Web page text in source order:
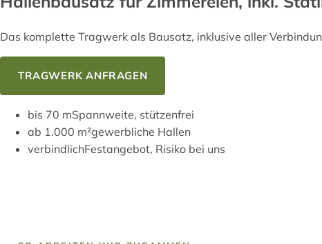
Das komplette Tragwerk als Bausatz, inklusive aller
TRAGWERK ANFRAGEN
bis 70 mSpannweite, stützenfrei
ab 1.000 m²gewerbliche Hallen
verbindlichFestangebot, Risiko bei uns